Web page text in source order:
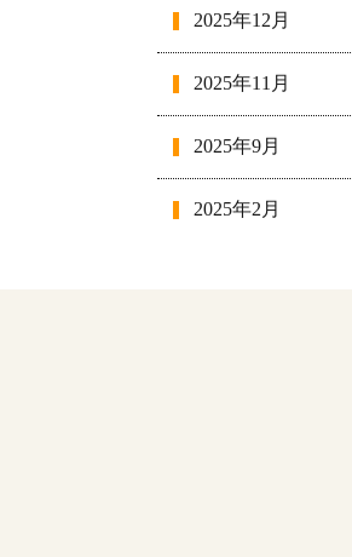
2025年12月
2025年11月
2025年9月
2025年2月